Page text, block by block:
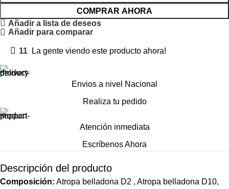
COMPRAR AHORA
Añadir a lista de deseos
Añadir para comparar
11 La gente viendo este producto ahora!
Envios a nivel Nacional
Realiza tu pedido
Atención inmediata
Escríbenos Ahora
Descripción del producto
Composición: Atropa belladona D2 , Atropa belladona D10,